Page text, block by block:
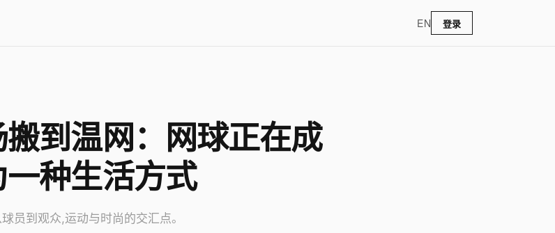
EN 登录
到温网：网球正在成
一种生活方式
员到观众,运动与时尚的交汇点。